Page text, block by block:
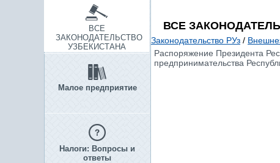
ВСЕ
ЗАКОНОДАТЕЛЬСТВО
УЗБЕКИСТАНА
Малое предприятие
Налоги: Вопросы и
ответы
ВСЕ
Законодательство РУз /
Распоряжение Президента
предпринимательства